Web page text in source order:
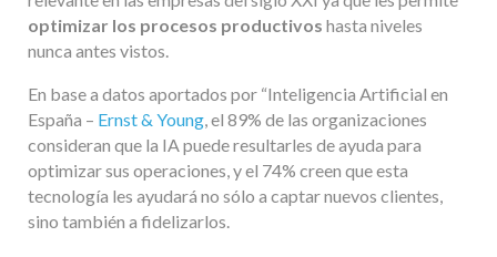
optimizar los procesos productivos hasta niveles
nunca antes vistos.
En base a datos aportados por “Inteligencia Artificial en
España – Ernst & Young , el 89% de las organizaciones
consideran que la IA puede resultarles de ayuda para
optimizar sus operaciones, y el 74% creen que esta
tecnología les ayudará no sólo a captar nuevos clientes,
sino también a fidelizarlos.